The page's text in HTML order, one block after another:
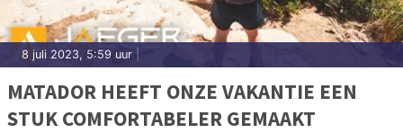
8 juli 2023, 5:59 uur
MATADOR HEEFT ONZE VAKANTIE EEN
STUK COMFORTABELER GEMAAKT